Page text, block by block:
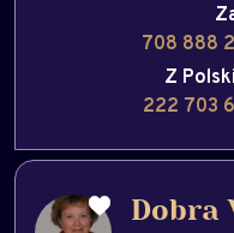
708 888
Z
222 703
Dobra